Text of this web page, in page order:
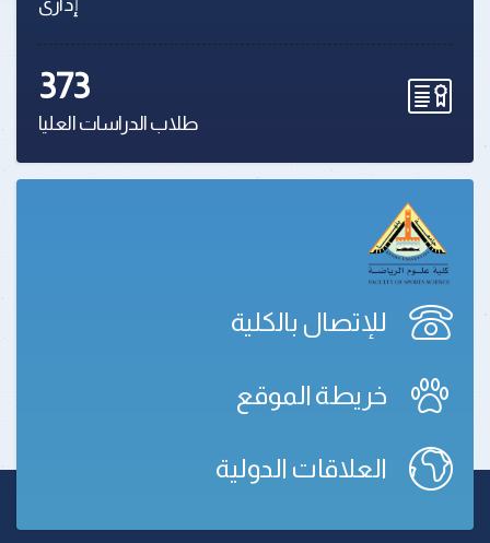
إدارى
373
طلاب الدراسات العليا
للإتصال بالكلية
خريطة الموقع
العلاقات الدولية